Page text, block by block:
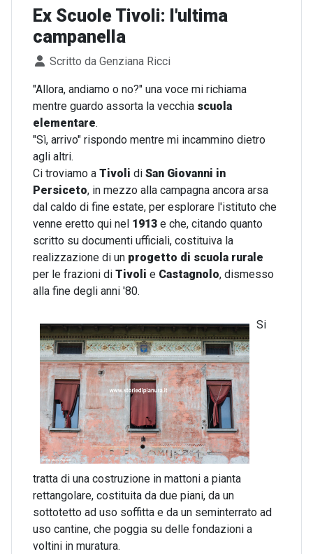
Ex Scuole Tivoli: l'ultima
campanella
Dettagli
Scritto da Genziana Ricci
"Allora, andiamo o no?" una voce mi richiama
mentre guardo assorta la vecchia scuola
elementare.
"Sì, arrivo" rispondo mentre mi incammino dietro
agli altri.
Ci troviamo a Tivoli di San Giovanni in
Persiceto, in mezzo alla campagna ancora arsa
dal caldo di fine estate, per esplorare l'istituto che
venne eretto qui nel 1913 e che, citando quanto
scritto su documenti ufficiali, costituiva la
realizzazione di un progetto di scuola rurale
per le frazioni di Tivoli e Castagnolo, dismesso
alla fine degli anni '80.
Si
tratta di una costruzione in mattoni a pianta
rettangolare, costituita da due piani, da un
sottotetto ad uso soffitta e da un seminterrato ad
uso cantine, che poggia su delle fondazioni a
voltini in muratura.